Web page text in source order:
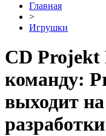
Главная
>
Игрушки
CD Projekt
команду:
выходит
разработки